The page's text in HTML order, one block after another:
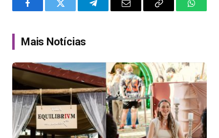
FacebookTwitter TelegramEmail
Copy
Mais Notícias